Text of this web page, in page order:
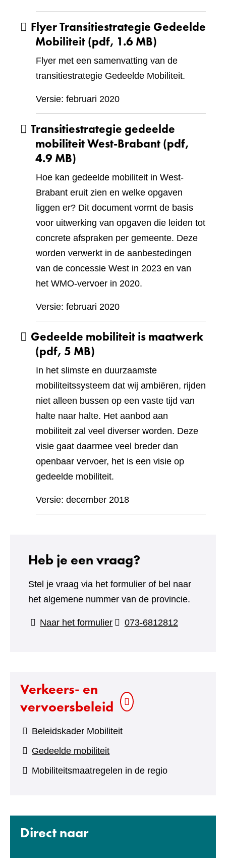
Flyer Transitiestrategie Gedeelde
Mobiliteit(pdf, 1.6 MB)
Flyer met een samenvatting van de
transitiestrategie Gedeelde Mobiliteit.
Versie: februari 2020
Transitiestrategie gedeelde
mobiliteit West-Brabant(pdf,
4.9 MB)
Hoe kan gedeelde mobiliteit in West-
Brabant eruit zien en welke opgaven
liggen er? Dit document vormt de basis
voor uitwerking van opgaven die leiden tot
concrete afspraken per gemeente. Deze
worden verwerkt in de aanbestedingen
van de concessie West in 2023 en van
het WMO-vervoer in 2020.
Versie: februari 2020
Gedeelde mobiliteit is maatwerk
(pdf, 5 MB)
In het slimste en duurzaamste
mobiliteitssysteem dat wij ambiëren, rijden
niet alleen bussen op een vaste tijd van
halte naar halte. Het aanbod aan
mobiliteit zal veel diverser worden. Deze
visie gaat daarmee veel breder dan
openbaar vervoer, het is een visie op
gedeelde mobiliteit.
Versie: december 2018
Heb je een vraag?
Stel je vraag via het formulier of bel naar
het algemene nummer van de provincie.
Naar het formulier(verwijst
073-6812812
Verkeers- en
vervoersbeleid
Beleidskader Mobiliteit
Gedeelde mobiliteit
Mobiliteitsmaatregelen in de regio
Direct naar